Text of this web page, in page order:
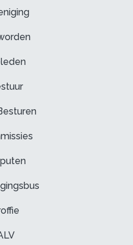
lid!
voorwaarden
Audacia
Technology